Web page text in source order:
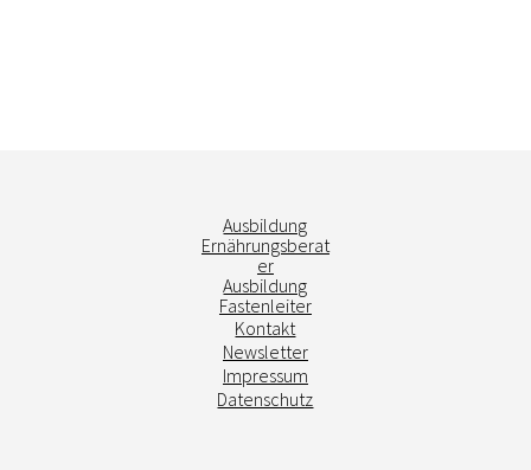
Ausbildung
Ernährungsberat
er
Ausbildung
Fastenleiter
Kontakt
Newsletter
Impressum
Datenschutz